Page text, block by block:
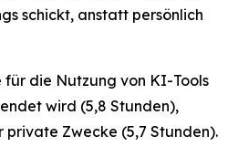
schickt, anstatt persönlich
für die Nutzung von KI-Tools
wird (5,8 Stunden),
private Zwecke (5,7 Stunden).